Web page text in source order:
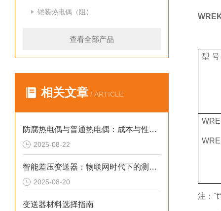
铠装热电偶（阻）
查看全部产品
相关文章 / ARTICLE
防腐热电偶与普通热电偶：成本与性能的深度技术权衡
2025-08-22
智能差压变送器：物联网时代下的测量技术革新
2025-08-20
变送器材料选择指南
型 号
注：